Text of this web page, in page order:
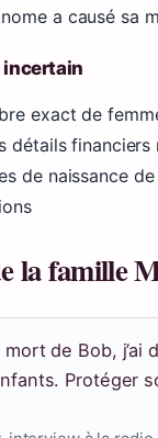
a causé sa
incertain
exact de
détails
de naissance
la famille
mort de Bob,
Protéger